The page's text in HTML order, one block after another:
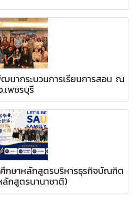
นากระบวนการเรียนการสอน ณ
เพชรบุรี
กษาหลักสูตรบริหารธุรกิจบัณฑิต
กสูตรนานาชาติ)